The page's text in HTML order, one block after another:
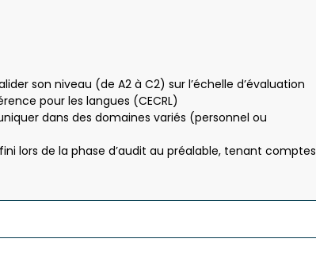
son niveau (de A2 à C2) sur l’échelle d’évaluation
pour les langues (CECRL)
dans des domaines variés (personnel ou
lors de la phase d’audit au préalable, tenant comptes